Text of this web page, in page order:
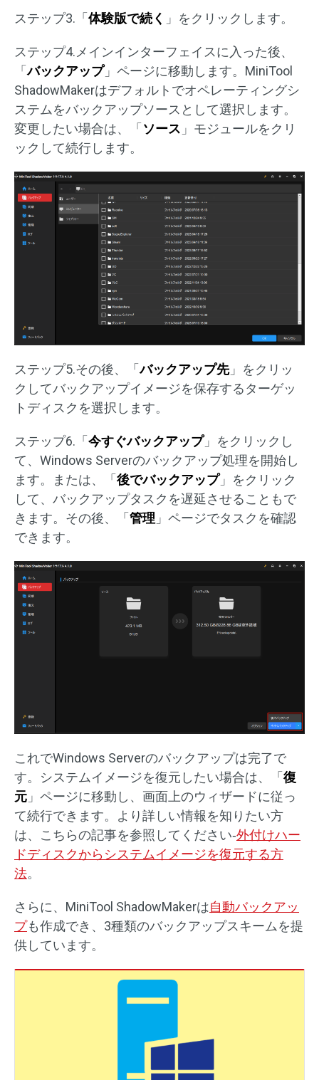
ステップ3.「 体験版で続く 」をクリックします。
ステップ4.メインインターフェイスに入った後、
「バックアップ」ページに移動します。MiniTool
ShadowMakerはデフォルトでオペレーティングシ
ステムをバックアップソースとして選択します。
変更したい場合は、「 ソース 」モジュールをクリ
ックして続行します。
ステップ5.その後、「バックアップ先」をクリッ
クしてバックアップイメージを保存するターゲッ
トディスクを選択します。
ステップ6.「今すぐバックアップ」をクリックし
て、Windows Serverのバックアップ処理を開始し
ます。または、「後でバックアップ」をクリック
して、バックアップタスクを遅延させることもで
きます。その後、「管理 」ページでタスクを確認
できます。
これでWindows Serverのバックアップは完了で
す。システムイメージを復元したい場合は、「 復
元 」ページに移動し、画面上のウィザードに従っ
て続行できます。より詳しい情報を知りたい方
は、こちらの記事を参照してください‐外付けハー
ドディスクからシステムイメージを復元する方
法。
さらに、MiniTool ShadowMakerは自動バックアッ
プも作成でき、3種類のバックアップスキームを提
供しています。